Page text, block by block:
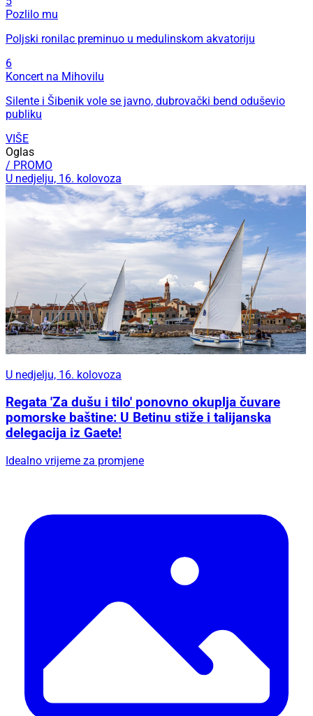
Pozlilo mu
Poljski ronilac preminuo u medulinskom akvatoriju
6
Koncert na Mihovilu
Silente i Šibenik vole se javno, dubrovački bend oduševio
publiku
VIŠE
Oglas
/ PROMO
U nedjelju, 16. kolovoza
U nedjelju, 16. kolovoza
Regata 'Za dušu i tilo' ponovno okuplja čuvare
pomorske baštine: U Betinu stiže i talijanska
delegacija iz Gaete!
Idealno vrijeme za promjene